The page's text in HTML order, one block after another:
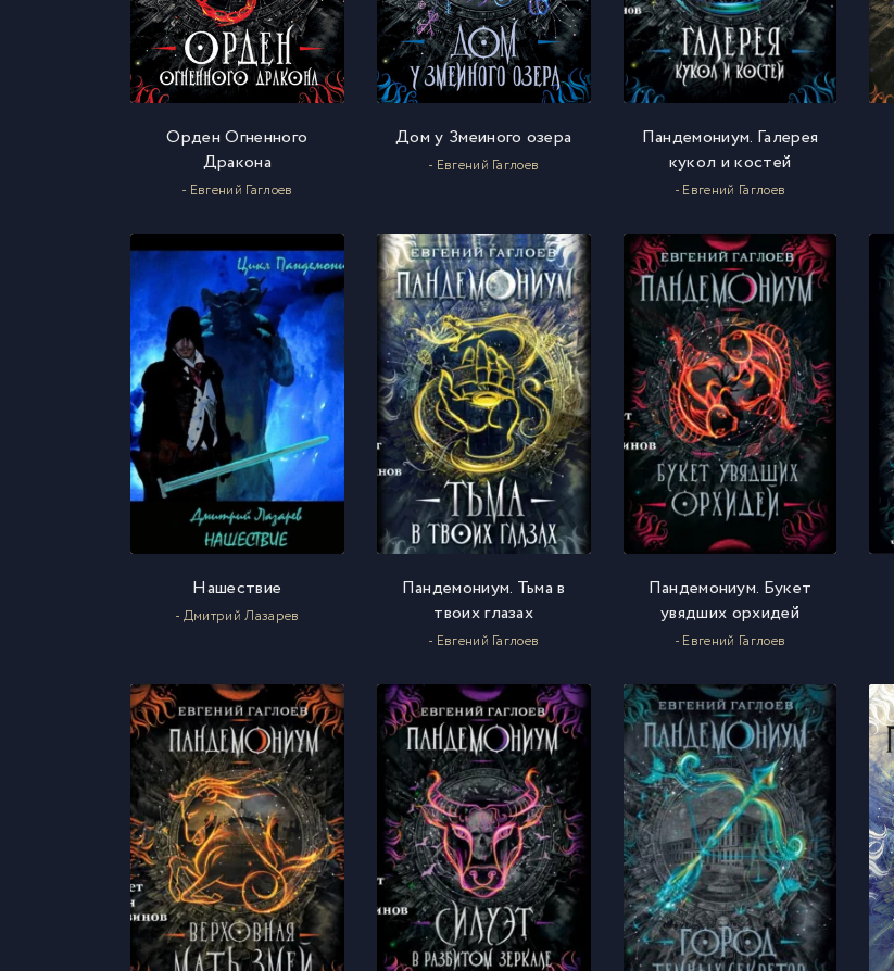
Орден Огненного
Дракона
- Евгений Гаглоев
Дом у Змеиного озера
- Евгений Гаглоев
Пандемониум. Галерея
кукол и костей
- Евгений Гаглоев
Нашествие
- Дмитрий Лазарев
Пандемониум. Тьма в
твоих глазах
- Евгений Гаглоев
Пандемониум. Букет
увядших орхидей
- Евгений Гаглоев